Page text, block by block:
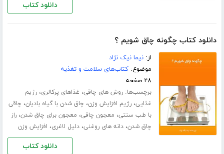
دانلود کتاب
دانلود کتاب چگونه چاق شویم ؟
از:نیما نیک نژاد
موضوع:کتاب‌های سلامت و تغذیه
۲۸ صفحه
برچسب‌ها:روش های چاقی، غذاهای پرکالری،رژیم
غذایی،رژیم افزایش وزن، چاق شدن با گیاه بادیان، چاقی
با طب سنتی، معجون چاقی، معجون برای چاق شدن،راز
چاق شدن،دانه های روغنی،دلیل لاغری، افزایش وزن
دانلود کتاب